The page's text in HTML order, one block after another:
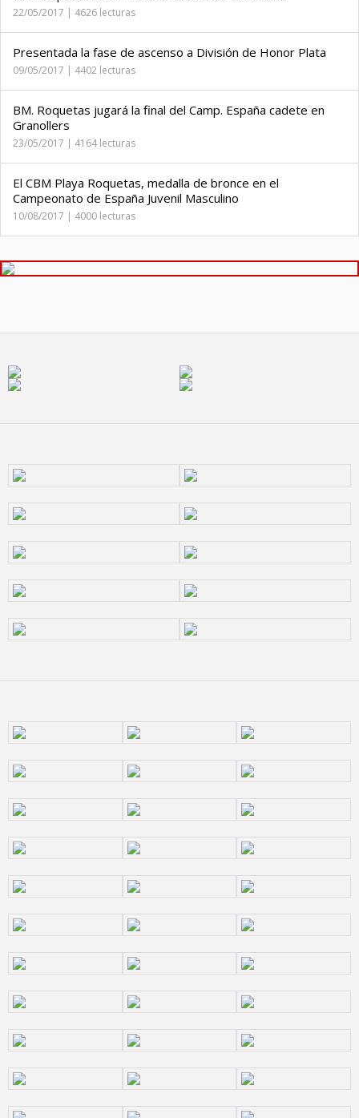
22/05/2017 | 4626 lecturas
Presentada la fase de ascenso a División de Honor Plata
09/05/2017 | 4402 lecturas
BM. Roquetas jugará la final del Camp. España cadete en
Granollers
23/05/2017 | 4164 lecturas
El CBM Playa Roquetas, medalla de bronce en el
Campeonato de España Juvenil Masculino
10/08/2017 | 4000 lecturas